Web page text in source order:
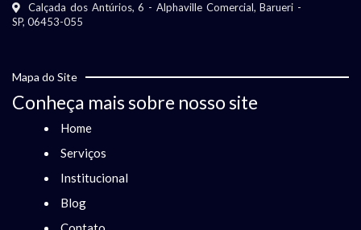
Calçada dos Antúrios, 6 - Alphaville Comercial, Barueri -
SP, 06453-055
Mapa do Site
Conheça mais sobre nosso site
Home
Serviços
Institucional
Blog